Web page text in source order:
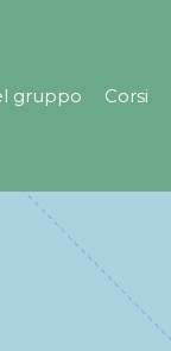
gruppo Corsi